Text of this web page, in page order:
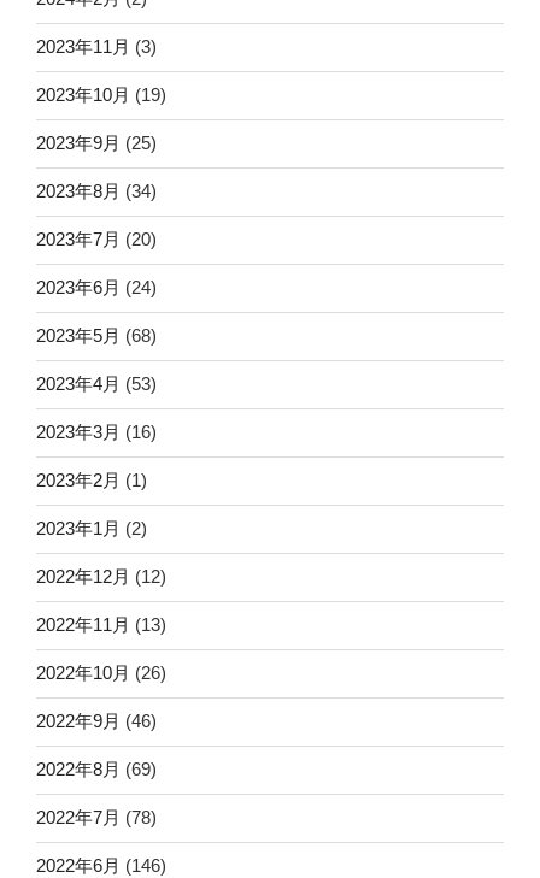
2023年11月 (3)
2023年10月 (19)
2023年9月 (25)
2023年8月 (34)
2023年7月 (20)
2023年6月 (24)
2023年5月 (68)
2023年4月 (53)
2023年3月 (16)
2023年2月 (1)
2023年1月 (2)
2022年12月 (12)
2022年11月 (13)
2022年10月 (26)
2022年9月 (46)
2022年8月 (69)
2022年7月 (78)
2022年6月 (146)